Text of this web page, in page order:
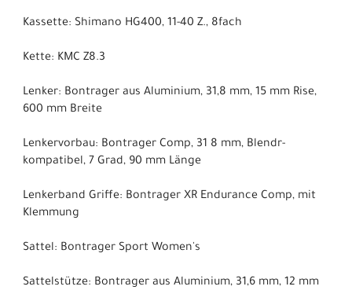
Kassette: Shimano HG400, 11-40 Z., 8fach
Kette: KMC Z8.3
Lenker: Bontrager aus Aluminium, 31,8 mm, 15 mm Rise,
600 mm Breite
Lenkervorbau: Bontrager Comp, 31 8 mm, Blendr-
kompatibel, 7 Grad, 90 mm Länge
Lenkerband Griffe: Bontrager XR Endurance Comp, mit
Klemmung
Sattel: Bontrager Sport Women's
Sattelstütze: Bontrager aus Aluminium, 31,6 mm, 12 mm